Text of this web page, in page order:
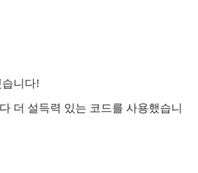
니다!
더 설득력 있는 코드를 사용했습니